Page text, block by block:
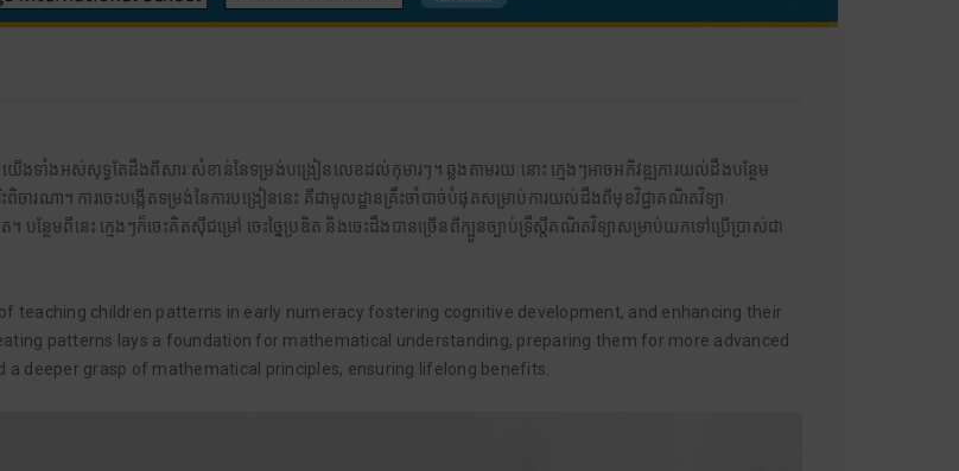
យើងទាំងអស់សុទ្ធតែដឹងពីសារៈសំខាន់នៃទម្រង់បង្រៀនលេខដល់កុមារៗ។ ឆ្លងតាមរយៈនោះ ក្មេងៗអាចអភិវឌ្ឍការយល់ដឹងបន្ថែម
ារណា។ ការចេះបង្កើតទម្រង់នៃការបង្រៀននេះ គឺជាមូលដ្ឋានគ្រឹះចាំបាច់បំផុតសម្រាប់ការយល់ដឹងពីមុខវិជ្ជាគណិតវិទ្យា
ែមពីនេះ ក្មេងៗក៏ចេះគិតស៊ីជម្រៅ ចេះច្នៃប្រឌិត និងចេះដឹងបានច្រើនពីក្បួនច្បាប់ទ្រឹស្តីគណិតវិទ្យាសម្រាប់យកទៅប្រើប្រាស់ជា
teaching children patterns in early numeracy fostering cognitive development, and enhancing their
patterns lays a foundation for mathematical understanding, preparing them for more advanced
deeper grasp of mathematical principles, ensuring lifelong benefits.